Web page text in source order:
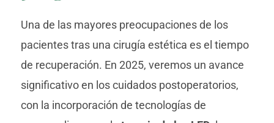
Una de las mayores preocupaciones de los
pacientes tras una cirugía estética es el tiempo
de recuperación. En 2025, veremos un avance
significativo en los cuidados postoperatorios,
con la incorporación de tecnologías de